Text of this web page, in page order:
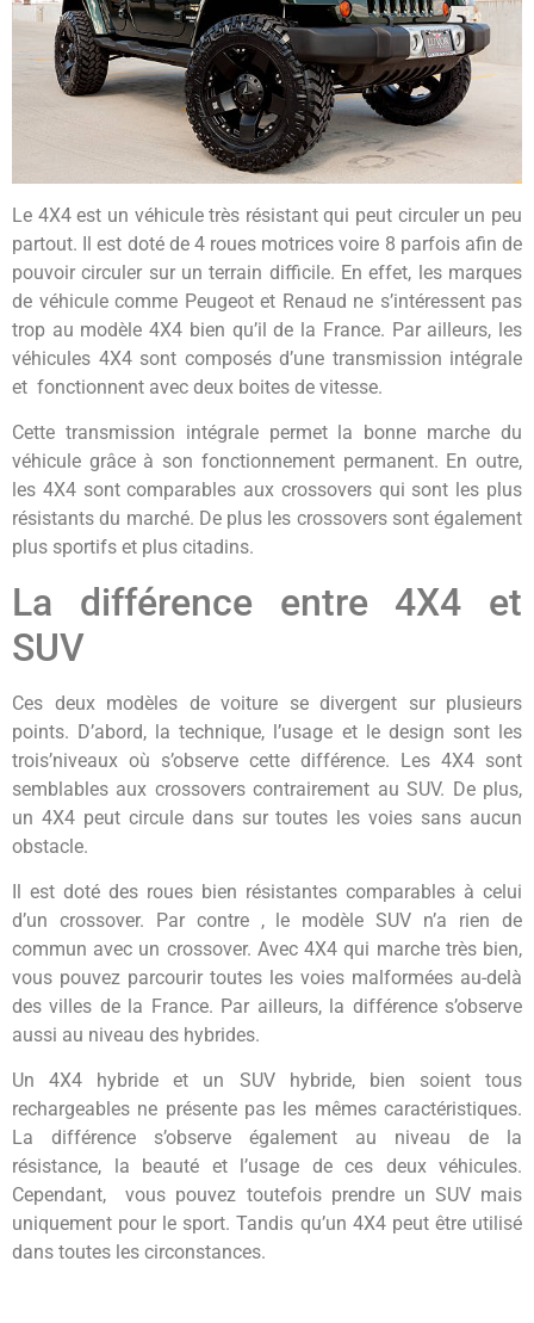
Le 4X4 est un véhicule très résistant qui peut circuler un peu
partout. Il est doté de 4 roues motrices voire 8 parfois afin de
pouvoir circuler sur un terrain difficile. En effet, les marques
de véhicule comme Peugeot et Renaud ne s’intéressent pas
trop au modèle 4X4 bien qu’il de la France. Par ailleurs, les
véhicules 4X4 sont composés d’une transmission intégrale
et fonctionnent avec deux boites de vitesse.
Cette transmission intégrale permet la bonne marche du
véhicule grâce à son fonctionnement permanent. En outre,
les 4X4 sont comparables aux crossovers qui sont les plus
résistants du marché. De plus les crossovers sont également
plus sportifs et plus citadins.
La différence entre 4X4 et
SUV
Ces deux modèles de voiture se divergent sur plusieurs
points. D’abord, la technique, l’usage et le design sont les
trois’niveaux où s’observe cette différence. Les 4X4 sont
semblables aux crossovers contrairement au SUV. De plus,
un 4X4 peut circule dans sur toutes les voies sans aucun
obstacle.
Il est doté des roues bien résistantes comparables à celui
d’un crossover. Par contre , le modèle SUV n’a rien de
commun avec un crossover. Avec 4X4 qui marche très bien,
vous pouvez parcourir toutes les voies malformées au-delà
des villes de la France. Par ailleurs, la différence s’observe
aussi au niveau des hybrides.
Un 4X4 hybride et un SUV hybride, bien soient tous
rechargeables ne présente pas les mêmes caractéristiques.
La différence s’observe également au niveau de la
résistance, la beauté et l’usage de ces deux véhicules.
Cependant, vous pouvez toutefois prendre un SUV mais
uniquement pour le sport. Tandis qu’un 4X4 peut être utilisé
dans toutes les circonstances.